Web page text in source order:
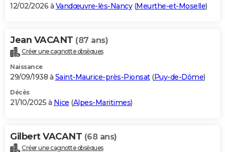
BONS PLANS
Carte de Noël
Carte Bonne année
Carte Saint-Valentin
Carte Pâques
Carte d'anniversaire
DICTIONNAIRE
Dictionnaire
Biographies
Citations
Expressions
Proverbes
PROGRAMME TV
S'inscrire
Se connecter
Lycées
Collèges
Primaires
Universités
Entreprises
Service militaire
Avis de recherche
AVIS DE DÉCÈS
Bricolage
Lifestyle
Culture
Sport
Auto
Television
Voyage
Cinema
12/02/2026 à Vandœuvre-lès-Nancy(Meurthe-et-Moselle)
Jean VACANT (87 ans)
Créer une cagnotte obsèques
Naissance
29/09/1938 à Saint-Maurice-près-Pionsat(Puy-de-Dôme)
Décès
21/10/2025 à Nice (Alpes-Maritimes)
Gilbert VACANT (68 ans)
Créer une cagnotte obsèques